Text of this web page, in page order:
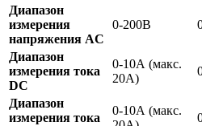
Диапазон
измерения
напряжения AC
0-200В
Диапазон
измерения тока
DC
0-10А (макс.
20А)
Диапазон
измерения тока
0-10А (макс.